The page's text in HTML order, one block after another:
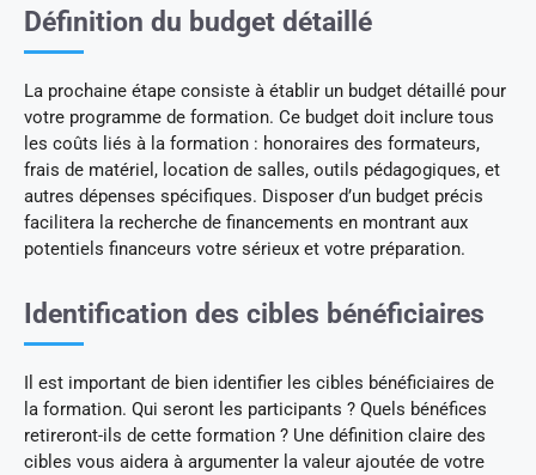
Définition du budget détaillé
La prochaine étape consiste à établir un budget détaillé pour
votre programme de formation. Ce budget doit inclure tous
les coûts liés à la formation : honoraires des formateurs,
frais de matériel, location de salles, outils pédagogiques, et
autres dépenses spécifiques. Disposer d’un budget précis
facilitera la recherche de financements en montrant aux
potentiels financeurs votre sérieux et votre préparation.
Identification des cibles bénéficiaires
Il est important de bien identifier les cibles bénéficiaires de
la formation. Qui seront les participants ? Quels bénéfices
retireront-ils de cette formation ? Une définition claire des
cibles vous aidera à argumenter la valeur ajoutée de votre